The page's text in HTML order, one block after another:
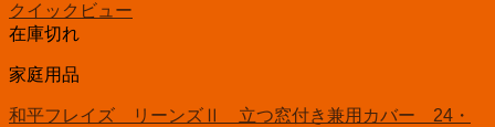
クイックビュー
在庫切れ
家庭用品
和平フレイズ リーンズⅡ 立つ窓付き兼用カバー 24・